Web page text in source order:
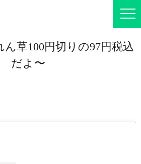
草100円切りの97円税込
だよ〜️